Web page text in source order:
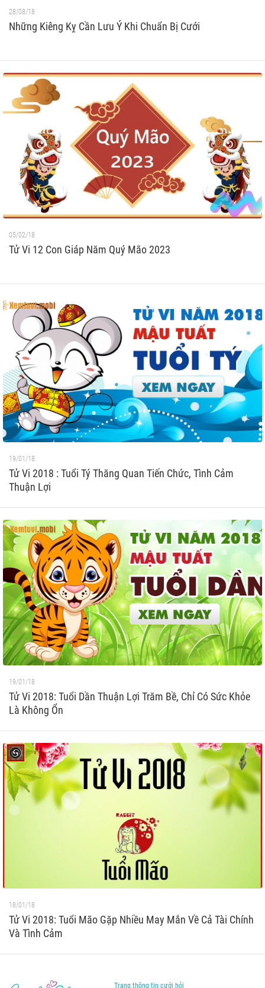
28/08/18
Những Kiêng Kỵ Cần Lưu Ý Khi Chuẩn Bị Cưới
05/02/18
Tử Vi 12 Con Giáp Năm Quý Mão 2023
19/01/18
Tử Vi 2018 : Tuổi Tý Thăng Quan Tiến Chức, Tình Cảm
Thuận Lợi
19/01/18
Tử Vi 2018: Tuổi Dần Thuận Lợi Trăm Bề, Chỉ Có Sức Khỏe
Là Không Ổn
18/01/18
Tử Vi 2018: Tuổi Mão Gặp Nhiều May Mắn Về Cả Tài Chính
Và Tình Cảm
Trang thông tin cưới hỏi